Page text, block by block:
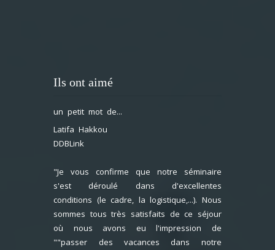
Ils ont aimé
un petit mot de...
Latifa Hakkou
DDBLink
"Je vous confirme que notre séminaire
s'est déroulé dans d'excellentes
conditions (le cadre, la logistique,...). Nous
sommes tous très satisfaits de ce séjour
où nous avons eu l'impression de
""passer des vacances dans notre